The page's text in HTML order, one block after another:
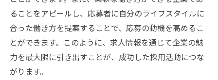
ることをアピールし、応募者に自分のライフスタイルに
合った働き方を提案することで、応募の動機を高めるこ
とができます。このように、求人情報を通じて企業の魅
力を最大限に引き出すことが、成功した採用活動につな
がります。